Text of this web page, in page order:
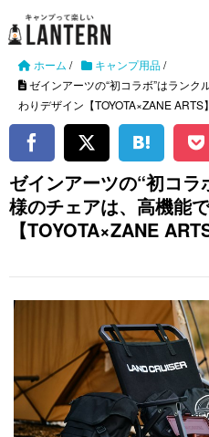
ホーム / キャンプ用品/
ゼインアーツの“初コラボ”はラン
わりデザイン【TOYOTA×ZANE ARTS】
ゼインアーツの“初コ
様のチェアは、高機能
【TOYOTA×ZANE